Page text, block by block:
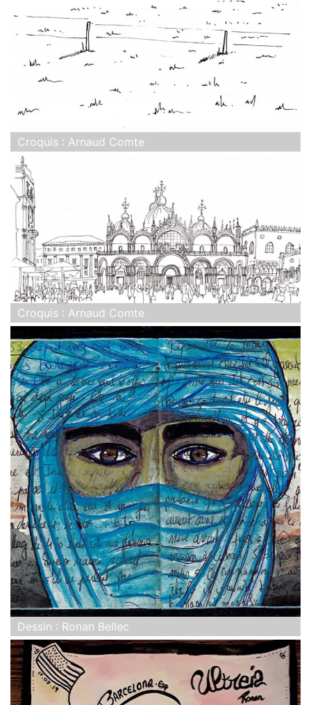
Croquis : Arnaud Comte
Croquis : Arnaud Comte
Dessin : Ronan Bellec